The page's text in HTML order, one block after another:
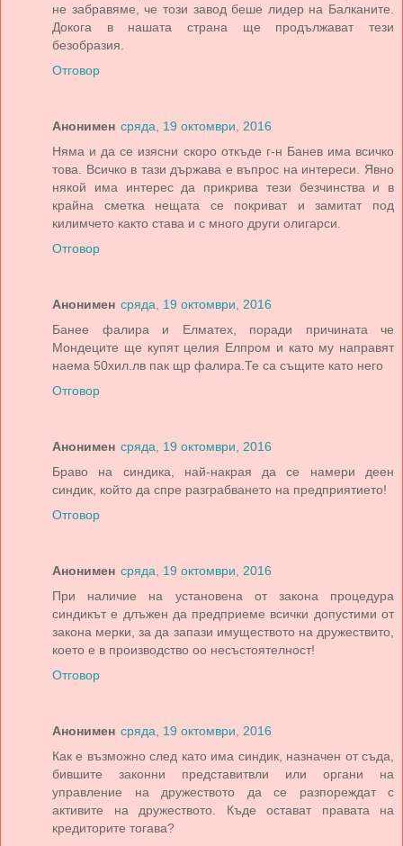
не забравяме, че този завод беше лидер на Балканите.
Докога в нашата страна ще продължават тези
безобразия.
Отговор
Анонимен сряда, 19 октомври, 2016
Няма и да се изясни скоро откъде г-н Банев има всичко
това. Всичко в тази държава е въпрос на интереси. Явно
някой има интерес да прикрива тези безчинства и в
крайна сметка нещата се покриват и замитат под
килимчето както става и с много други олигарси.
Отговор
Анонимен сряда, 19 октомври, 2016
Банее фалира и Елматех, поради причината че
Мондеците ще купят целия Елпром и като му направят
наема 50хил.лв пак щр фалира.Те са същите като него
Отговор
Анонимен сряда, 19 октомври, 2016
Браво на синдика, най-накрая да се намери деен
синдик, който да спре разграбването на предприятието!
Отговор
Анонимен сряда, 19 октомври, 2016
При наличие на установена от закона процедура
синдикът е длъжен да предприеме всички допустими от
закона мерки, за да запази имуществото на дружествито,
което е в производство оо несъстоятелност!
Отговор
Анонимен сряда, 19 октомври, 2016
Как е възможно след като има синдик, назначен от съда,
бившите законни представитвли или органи на
управление на дружеството да се разпореждат с
активите на дружеството. Къде остават правата на
кредиторите тогава?